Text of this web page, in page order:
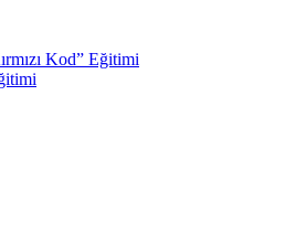
Kod” Eğitimi